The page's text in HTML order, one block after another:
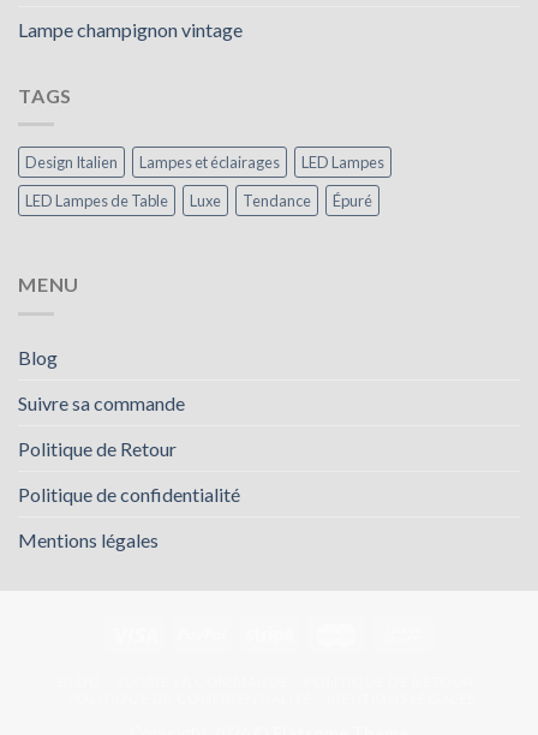
Lampe champignon vintage
TAGS
Design Italien Lampes et éclairages
LED Lampes
LED Lampes de Table
Luxe Tendance Épuré
MENU
Blog
Suivre sa commande
Politique de Retour
Politique de confidentialité
Mentions légales